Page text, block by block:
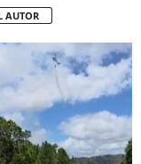
AUTOR